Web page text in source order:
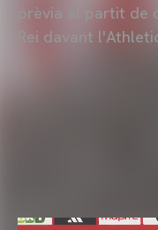
prèvia al partit de
Rei davant